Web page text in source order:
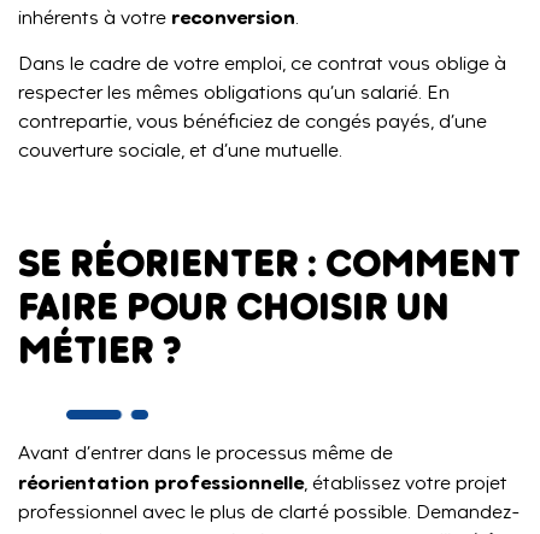
inhérents à votre reconversion.
Dans le cadre de votre emploi, ce contrat vous oblige à
respecter les mêmes obligations qu’un salarié. En
contrepartie, vous bénéficiez de congés payés, d’une
couverture sociale, et d’une mutuelle.
SE RÉORIENTER : COMMENT
FAIRE POUR CHOISIR UN
MÉTIER ?
Avant d’entrer dans le processus même de
réorientation professionnelle, établissez votre projet
professionnel avec le plus de clarté possible. Demandez-